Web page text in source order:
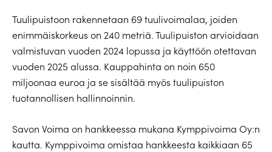
Tuulipuistoon rakennetaan 69 tuulivoimalaa, joiden
enimmäiskorkeus on 240 metriä. Tuulipuiston arvioidaan
valmistuvan vuoden 2024 lopussa ja käyttöön otettavan
vuoden 2025 alussa. Kauppahinta on noin 650
miljoonaa euroa ja se sisältää myös tuulipuiston
tuotannollisen hallinnoinnin.
Savon Voima on hankkeessa mukana Kymppivoima Oy:n
kautta. Kymppivoima omistaa hankkeesta kaikkiaan 65